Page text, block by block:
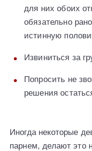
для них обоих
обязательно
истинную
Извиниться за
Попросить не
решения
Иногда некоторые
парнем, делают это